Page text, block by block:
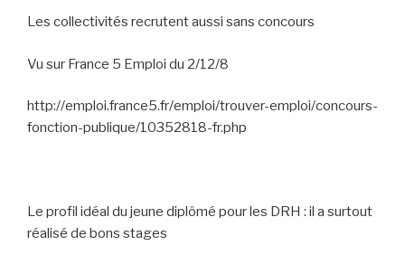
Les collectivités recrutent aussi sans concours
Vu sur France 5 Emploi du 2/12/8
http://emploi.france5.fr/emploi/trouver-emploi/concours-
fonction-publique/10352818-fr.php
Le profil idéal du jeune diplômé pour les DRH : il a surtout
réalisé de bons stages